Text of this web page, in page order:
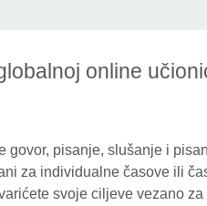
online
govor, pisanje, slušanje i
za individualne časove ili
svoje ciljeve vezano za